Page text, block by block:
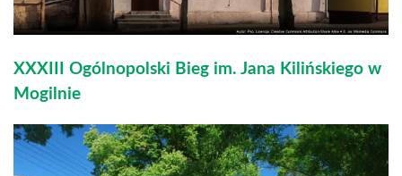
XXXIII Ogólnopolski Bieg im. Jana Kilińskiego w
Mogilnie